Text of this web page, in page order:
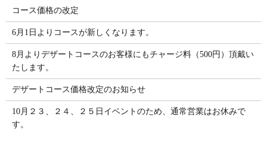
コース価格の改定
6月1日よりコースが新しくなります。
8月よりデザートコースのお客様にもチャージ料（500円）頂戴い
たします。
デザートコース価格改定のお知らせ
10月２３、２４、２５日イベントのため、通常営業はお休みで
す。